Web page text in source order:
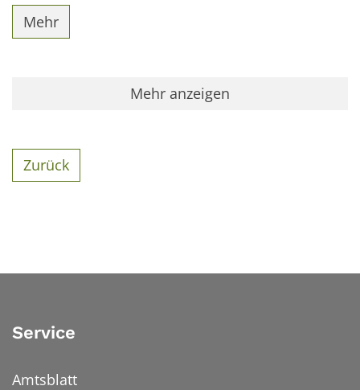
Mehr
Mehr anzeigen
Zurück
Service
Amtsblatt